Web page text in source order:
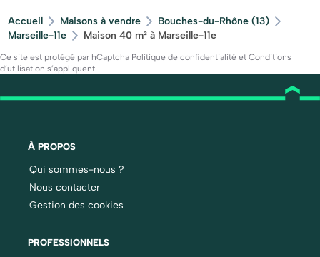
Accueil Maisons à vendre
Bouches-du-Rhône (13)
Marseille-11e
Maison 40 m² à Marseille-11e
Ce site est protégé par hCaptcha Politique de confidentialité et Conditions
d’utilisation s’appliquent.
À PROPOS
Qui sommes-nous ?
Nous contacter
Gestion des cookies
PROFESSIONNELS